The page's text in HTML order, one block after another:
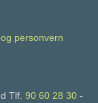
personvern
Tlf. 90 60 28 30-